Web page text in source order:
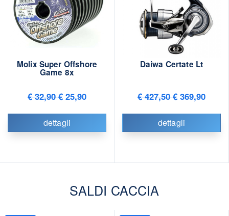
Molix Super Offshore
Game 8x
€ 32,90€ 25,90
dettagli
Daiwa Certate Lt
€ 427,50€ 369,90
dettagli
SALDI CACCIA